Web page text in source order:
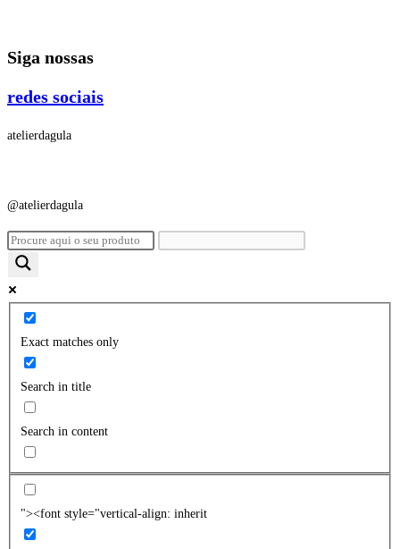
o
Siga nossas
redes sociais
atelierdagula
@atelierdagula
Exact matches only
Search in title
Search in content
"><font style="vertical-align: inherit